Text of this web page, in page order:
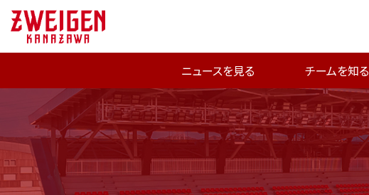
ニュースを見る チームを知る